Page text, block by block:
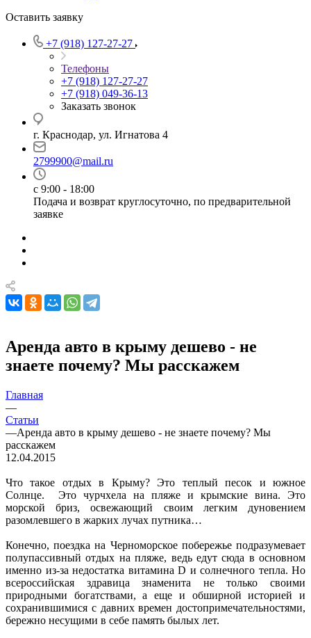
Оставить заявку
+7 (918) 127-27-27
Телефоны
+7 (918) 127-27-27
+7 (918) 049-36-13
Заказать звонок
г. Краснодар, ул. Игнатова 4
2799900@mail.ru
с 9:00 - 18:00
Подача и возврат круглосуточно, по предварительной
заявке
Аренда авто в крыму дешево - не
знаете почему? Мы расскажем
Главная
—
Статьи
—Аренда авто в крыму дешево - не знаете почему? Мы
расскажем
12.04.2015
Что такое отдых в Крыму? Это теплый песок и южное
Солнце. Это чурчхела на пляже и крымские вина. Это
морской бриз, освежающий своим легким дуновением
разомлевшего в жарких лучах путника…
Конечно, поездка на Черноморское побережье подразумевает
полупассивный отдых на пляже, ведь едут сюда в основном
именно из-за недостатка витамина D и солнечного тепла. Но
всероссийская здравица знаменита не только своими
природными богатствами, а еще и обширной историей и
сохранившимися с давних времен достопримечательностями,
бережно несущими в себе память былых лет.